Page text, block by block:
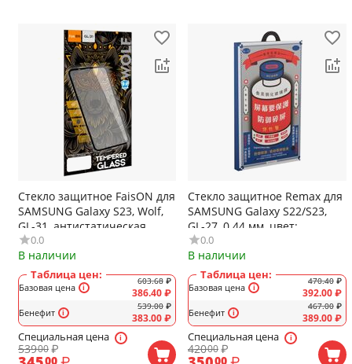
Стекло защитное FaisON для
SAMSUNG Galaxy S23, Wolf,
GL-31, антистатическая
функция, цвет: чёрный
0.0
В наличии
Таблица цен:
Базовая цена
Бенефит
603.68 ₽
386.40₽
539.00 ₽
383.00₽
Специальная цена
53900 ₽
00
Стекло защитное Remax для
SAMSUNG Galaxy S22/S23,
GL-27, 0.44 мм, цвет:
прозрачный
0.0
В наличии
Таблица цен:
Базовая цена
Бенефит
470.40 ₽
392.00₽
467.00 ₽
389.00₽
Специальная цена
42000₽
00